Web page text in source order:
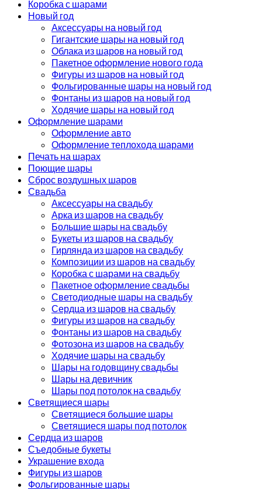
Коробка с шарами
Новый год
Аксессуары на новый год
Гигантские шары на новый год
Облака из шаров на новый год
Пакетное оформление нового года
Фигуры из шаров на новый год
Фольгированные шары на новый год
Фонтаны из шаров на новый год
Ходячие шары на новый год
Оформление шарами
Оформление авто
Оформление теплохода шарами
Печать на шарах
Поющие шары
Сброс воздушных шаров
Свадьба
Аксессуары на свадьбу
Арка из шаров на свадьбу
Большие шары на свадьбу
Букеты из шаров на свадьбу
Гирлянда из шаров на свадьбу
Композиции из шаров на свадьбу
Коробка с шарами на свадьбу
Пакетное оформление свадьбы
Светодиодные шары на свадьбу
Сердца из шаров на свадьбу
Фигуры из шаров на свадьбу
Фонтаны из шаров на свадьбу
Фотозона из шаров на свадьбу
Ходячие шары на свадьбу
Шары на годовщину свадьбы
Шары на девичник
Шары под потолок на свадьбу
Светящиеся шары
Светящиеся большие шары
Светящиеся шары под потолок
Сердца из шаров
Съедобные букеты
Украшение входа
Фигуры из шаров
Фольгированные шары